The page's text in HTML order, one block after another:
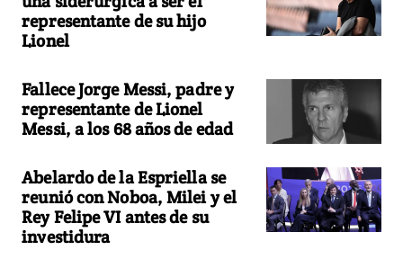
representante de su hijo
Lionel
Fallece Jorge Messi, padre y
representante de Lionel
Messi, a los 68 años de edad
Abelardo de la Espriella se
reunió con Noboa, Milei y el
Rey Felipe VI antes de su
investidura